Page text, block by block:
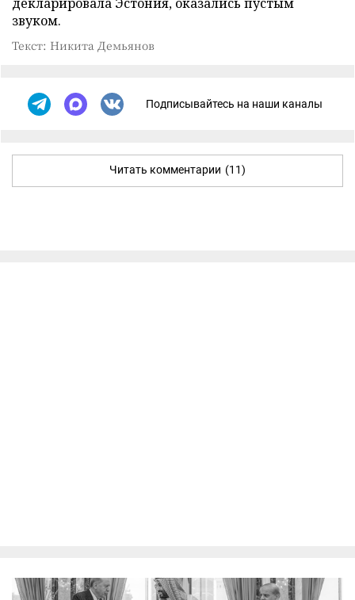
звуком.
Текст: Никита Демьянов
Подписывайтесь на наши каналы
Читать комментарии (11)